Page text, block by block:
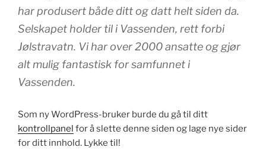
har produsert både ditt og datt helt siden da.
Selskapet holder til i Vassenden, rett forbi
Jølstravatn. Vi har over 2000 ansatte og gjør
alt mulig fantastisk for samfunnet i
Vassenden.
Som ny WordPress-bruker burde du gå til ditt
kontrollpanel for å slette denne siden og lage nye sider
for ditt innhold. Lykke til!